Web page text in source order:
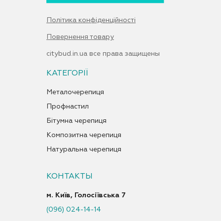
Політика конфіденційності
Повернення товару
citybud.in.ua все права защищены
КАТЕГОРІЇ
Металочерепиця
Профнастил
Бітумна черепиця
Композитна черепиця
Натуральна черепиця
КОНТАКТЫ
м. Київ, Голосіївська 7
(096) 024-14-14